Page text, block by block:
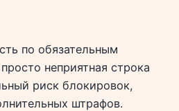
по обязательным
неприятная строка
риск блокировок,
штрафов.